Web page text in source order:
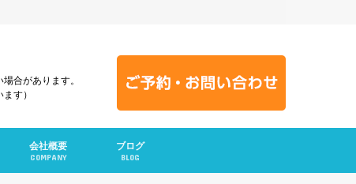
合があります。
す）
会社概要
COMPANY
ブログ
BLOG